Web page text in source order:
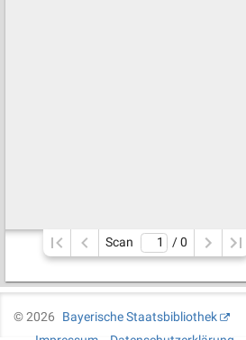
Scan / 0
©2026
Bayerische Staatsbibliothek